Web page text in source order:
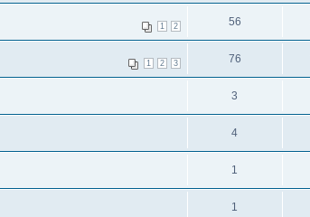
1 2 56
1 2 3 76
3
4
1
1